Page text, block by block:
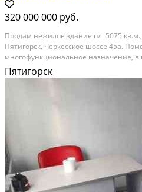
320 000 000 руб.
Продам нежилое здание пл. 5075
Пятигорск, Черкесское шоссе 45а.
многофункциональное назначение,
здания разделены на модули и
продаже сантехники, напольных
На продажу; Площадь: 5075 м²;
Пятигорск